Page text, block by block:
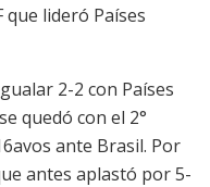
lideró Países
2-2 con Países
quedó con el 2°
ante Brasil. Por
antes aplastó por 5-